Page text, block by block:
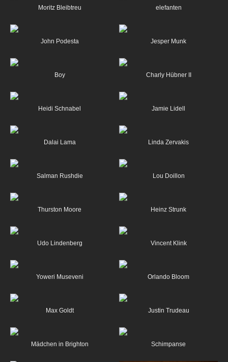
Moritz Bleibtreu elefanten
John Podesta Jesper Munk
Boy Charly Hübner II
Heidi Schnabel Jamie Lidell
Dalai Lama Linda Zervakis
Salman Rushdie Lou Doillon
Thurston Moore Heinz Strunk
Udo Lindenberg Vincent Klink
Yoweri Museveni Orlando Bloom
Max Goldt Justin Trudeau
Mädchen in Brighton Schimpanse